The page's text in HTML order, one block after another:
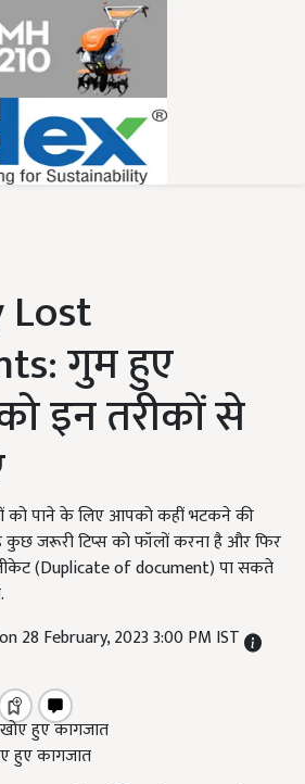
Lost
गुम हुए
इन तरीकों से
को पाने के लिए आपको कहीं भटकने की
जरूरी टिप्स को फॉलों करना है और फिर
(Duplicate of document) पा सकते
28 February, 2023 3:00 PM IST
हुए कागजात